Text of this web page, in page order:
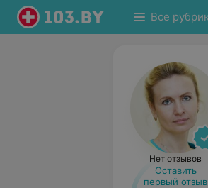
Все
Нет отзывов
Оставить
первый отзыв